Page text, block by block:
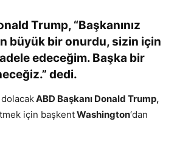
Trump, “Başkanınız
büyük bir onurdu, sizin için
edeceğim. Başka bir
dedi.
ABD Başkanı Donald Trump,
için başkentWashington‘dan